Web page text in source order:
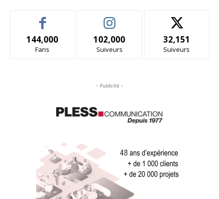
144,000
Fans
102,000
Suiveurs
32,151
Suiveurs
- Publicité -